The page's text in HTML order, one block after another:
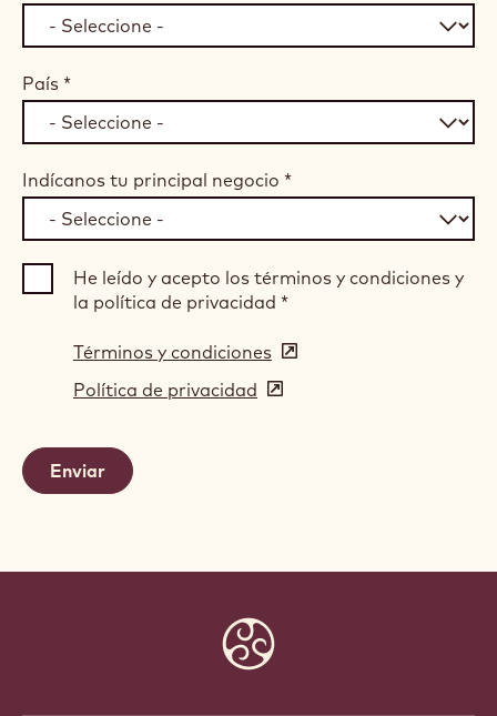
País *
Indícanos tu principal negocio *
He leído y acepto los términos y condiciones y
la política de privacidad *
Términos y condiciones (opens
in
Política de privacidad (opens